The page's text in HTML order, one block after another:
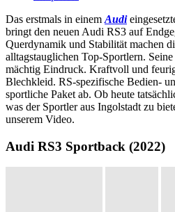
Das erstmals in einem Audi
bringt den neuen Audi RS3 auf
Querdynamik und Stabilität machen
alltagstauglichen Top-Sportlern.
mächtig Eindruck. Kraftvoll und
Blechkleid. RS-spezifische Bedien-
sportliche Paket ab. Ob heute
was der Sportler aus Ingolstadt zu
unserem Video.
Audi RS3 Sportback (2022)